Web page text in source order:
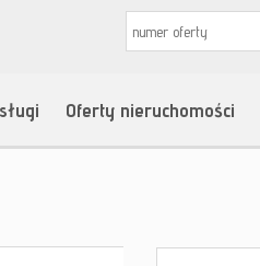
Oferty nieruchomości